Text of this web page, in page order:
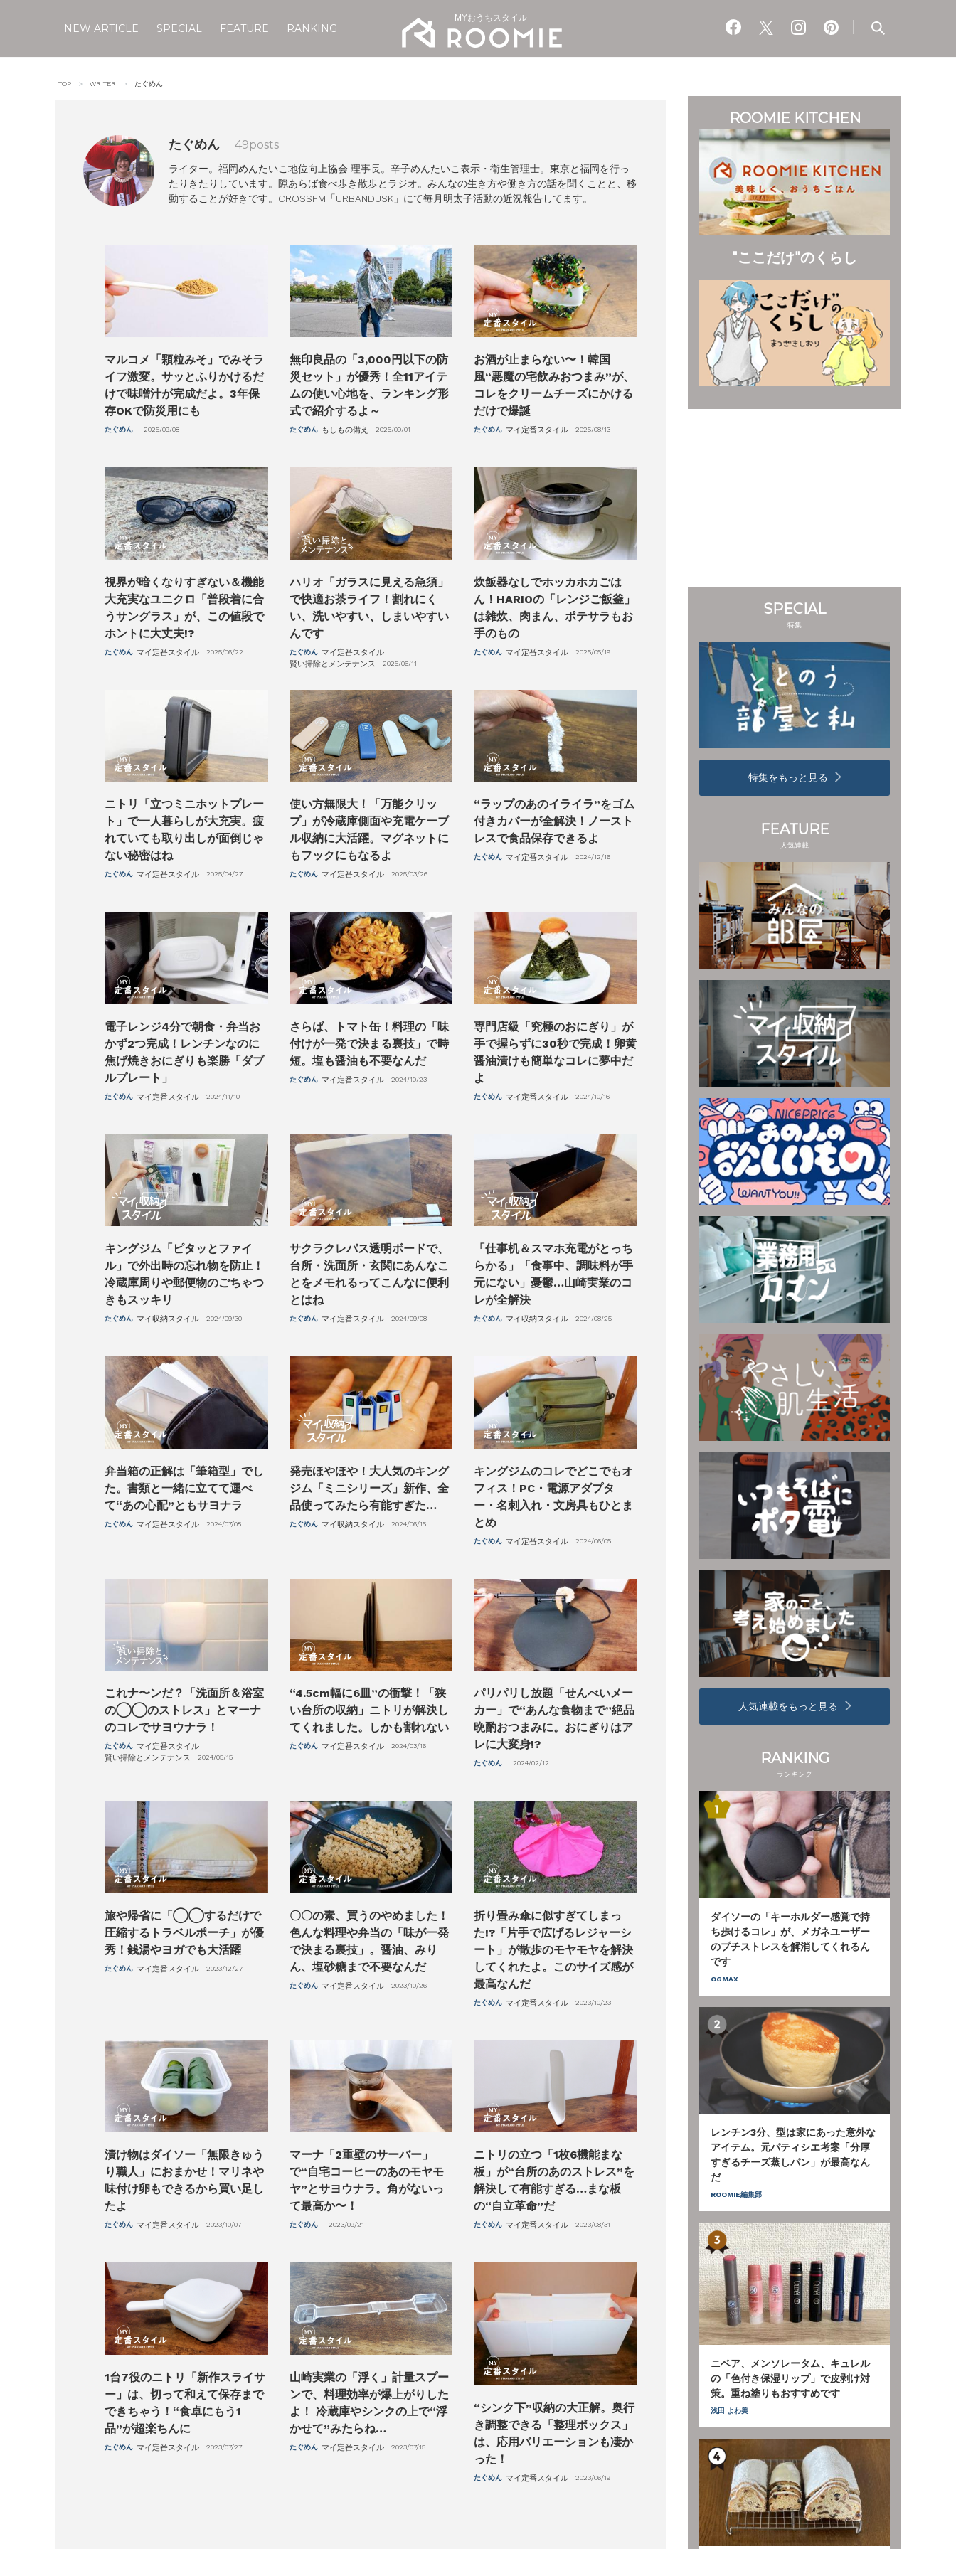
NEW ARTICLE SPECIAL FEATURE RANKING
MYおうちスタイル
TOP WRITER たぐめん
たぐめん 49posts
ライター。福岡めんたいこ地位向上協会 理事長。辛子めんたいこ表示・衛生管理士。東京と福岡を行っ
たりきたりしています。隙あらば食べ歩き散歩とラジオ。みんなの生き方や働き方の話を聞くことと、移
動することが好きです。CROSSFM「URBANDUSK」にて毎月明太子活動の近況報告してます。
マルコメ「顆粒みそ」でみそラ
イフ激変。サッとふりかけるだ
けで味噌汁が完成だよ。3年保
存OKで防災用にも
たぐめん 2025/09/08
無印良品の「3,000円以下の防
災セット」が優秀！全11アイテ
ムの使い心地を、ランキング形
式で紹介するよ～
たぐめん もしもの備え 2025/09/01
お酒が止まらない〜！韓国
風“悪魔の宅飲みおつまみ”が、
コレをクリームチーズにかける
だけで爆誕
たぐめん マイ定番スタイル 2025/08/13
視界が暗くなりすぎない＆機能
大充実なユニクロ「普段着に合
うサングラス」が、この値段で
ホントに大丈夫!?
たぐめん マイ定番スタイル 2025/06/22
ハリオ「ガラスに見える急須」
で快適お茶ライフ！割れにく
い、洗いやすい、しまいやすい
んです
たぐめん マイ定番スタイル
賢い掃除とメンテナンス
2025/06/11
炊飯器なしでホッカホカごは
ん！HARIOの「レンジご飯釜」
は雑炊、肉まん、ポテサラもお
手のもの
たぐめん マイ定番スタイル 2025/05/19
ニトリ「立つミニホットプレー
ト」で一人暮らしが大充実。疲
れていても取り出しが面倒じゃ
ない秘密はね
たぐめん マイ定番スタイル 2025/04/27
使い方無限大！「万能クリッ
プ」が冷蔵庫側面や充電ケーブ
ル収納に大活躍。マグネットに
もフックにもなるよ
たぐめん マイ定番スタイル 2025/03/26
“ラップのあのイライラ”をゴム
付きカバーが全解決！ノースト
レスで食品保存できるよ
たぐめん マイ定番スタイル 2024/12/16
電子レンジ4分で朝食・弁当お
かず2つ完成！レンチンなのに
焦げ焼きおにぎりも楽勝「ダブ
ルプレート」
たぐめん マイ定番スタイル 2024/11/10
さらば、トマト缶！料理の「味
付けが一発で決まる裏技」で時
短。塩も醤油も不要なんだ
たぐめん マイ定番スタイル 2024/10/23
専門店級「究極のおにぎり」が
手で握らずに30秒で完成！卵黄
醤油漬けも簡単なコレに夢中だ
よ
たぐめん マイ定番スタイル 2024/10/16
キングジム「ピタッとファイ
ル」で外出時の忘れ物を防止！
冷蔵庫周りや郵便物のごちゃつ
きもスッキリ
たぐめん マイ収納スタイル 2024/09/30
サクラクレパス透明ボードで、
台所・洗面所・玄関にあんなこ
とをメモれるってこんなに便利
とはね
たぐめん マイ定番スタイル 2024/09/08
「仕事机＆スマホ充電がとっち
らかる」「食事中、調味料が手
元にない」憂鬱…山崎実業のコ
レが全解決
たぐめん マイ収納スタイル 2024/08/25
弁当箱の正解は「筆箱型」でし
た。書類と一緒に立てて運べ
て“あの心配”ともサヨナラ
たぐめん マイ定番スタイル 2024/07/08
発売ほやほや！大人気のキング
ジム「ミニシリーズ」新作、全
品使ってみたら有能すぎた…
たぐめん マイ収納スタイル 2024/06/15
キングジムのコレでどこでもオ
フィス！PC・電源アダプタ
ー・名刺入れ・文房具もひとま
とめ
たぐめん マイ定番スタイル 2024/06/05
これナ〜ンだ？「洗面所＆浴室
の◯◯のストレス」とマーナ
のコレでサヨウナラ！
たぐめん マイ定番スタイル
賢い掃除とメンテナンス
2024/05/15
“4.5cm幅に6皿”の衝撃！「狭
い台所の収納」ニトリが解決し
てくれました。しかも割れない
たぐめん マイ定番スタイル 2024/03/16
パリパリし放題「せんべいメー
カー」で“あんな食物まで”絶品
晩酌おつまみに。おにぎりはア
レに大変身!?
たぐめん 2024/02/12
旅や帰省に「◯◯するだけで
圧縮するトラベルポーチ」が優
秀！銭湯やヨガでも大活躍
たぐめん マイ定番スタイル 2023/12/27
〇〇の素、買うのやめました！
色んな料理や弁当の「味が一発
で決まる裏技」。醤油、みり
ん、塩砂糖まで不要なんだ
たぐめん マイ定番スタイル 2023/10/26
折り畳み傘に似すぎてしまっ
た!?「片手で広げるレジャーシ
ート」が散歩のモヤモヤを解決
してくれたよ。このサイズ感が
最高なんだ
たぐめん マイ定番スタイル 2023/10/23
漬け物はダイソー「無限きゅう
り職人」におまかせ！マリネや
味付け卵もできるから買い足し
たよ
たぐめん マイ定番スタイル 2023/10/07
マーナ「2重壁のサーバー」
で“自宅コーヒーのあのモヤモ
ヤ”とサヨウナラ。角がないっ
て最高か〜！
たぐめん 2023/09/21
ニトリの立つ「1枚6機能まな
板」が“台所のあのストレス”を
解決して有能すぎる…まな板
の“自立革命”だ
たぐめん マイ定番スタイル 2023/08/31
1台7役のニトリ「新作スライサ
ー」は、切って和えて保存まで
できちゃう！“食卓にもう1
品”が超楽ちんに
たぐめん マイ定番スタイル 2023/07/27
山崎実業の「浮く」計量スプー
ンで、料理効率が爆上がりした
よ！ 冷蔵庫やシンクの上で“浮
かせて”みたらね…
たぐめん マイ定番スタイル 2023/07/15
“シンク下”収納の大正解。奥行
き調整できる「整理ボックス」
は、応用バリエーションも凄か
った！
たぐめん マイ定番スタイル 2023/06/19
ROOMIE KITCHEN
"ここだけ"のくらし
SPECIAL
特集
特集をもっと見る
FEATURE
人気連載
人気連載をもっと見る
RANKING
ランキング
ダイソーの「キーホルダー感覚で持
ち歩けるコレ」が、メガネユーザー
のプチストレスを解消してくれるん
です
OGMAX
レンチン3分、型は家にあった意外な
アイテム。元パティシエ考案「分厚
すぎるチーズ蒸しパン」が最高なん
だ
ROOMIE編集部
ニベア、メンソレータム、キュレル
の「色付き保湿リップ」で皮剥け対
策。重ね塗りもおすすめです
浅田 よわ美